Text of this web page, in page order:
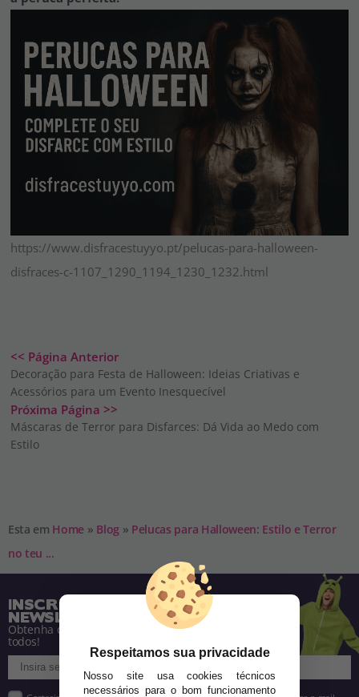
https://www.disfracestuyyo.pt/pelucas-para-halloween-
disfraces-c-1107_1290_1194_1230_1232.html
<< Página Anterior
Decoração para Festa de Halloween: Ideias Criativas e
Acessórios para um Evento Inesquecível
Próxima Página >>
Máscaras de Terror para Disfarces: Dá Vida ao Medo com
Estilo
Esta em Home » Blog » Pelucas para Halloween: Estilo e Terror
no teu ...
INSCREVA-SE NA NOSSA
NEWSLETTER
Obtenha descontos e saiba de tudo antes de
todos!
Respeitamos sua privacidade
Nosso site usa cookies técnicos
necessários para o bom funcionamento